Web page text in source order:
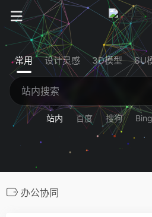
常用 设计灵感 3D模型 SU
站内 百度 搜狗 Bing
办公协同